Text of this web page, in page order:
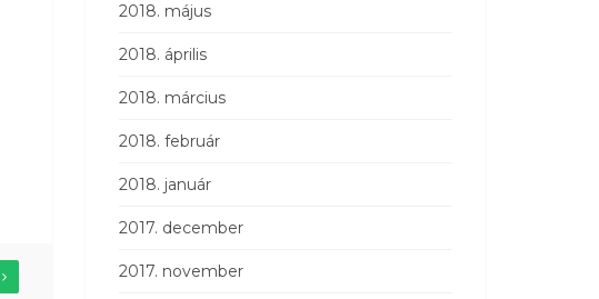
2018. május
2018. április
2018. március
2018. február
2018. január
2017. december
2017. november